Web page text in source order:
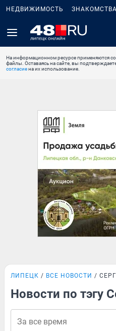
НЕДВИЖИМОСТЬ ЗНАКОМСТВА
На информационном ресурсе применяются
файлы. Оставаясь на сайте, вы
согласиена их использование.
ЛИПЕЦК ВСЕ НОВОСТИ
Новости по тэгу